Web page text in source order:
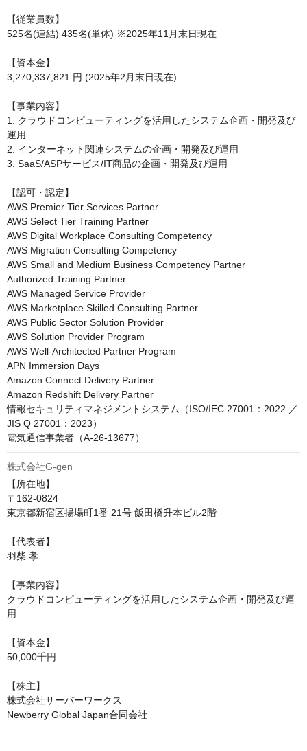
【従業員数】
525名(連結) 435名(単体) ※2025年11月末日現在
【資本金】
3,270,337,821 円 (2025年2月末日現在)
【事業内容】
1. クラウドコンピューティングを活用したシステム企画・開発及び
運用
2. インターネット関連システムの企画・開発及び運用
3. SaaS/ASPサービス/IT商品の企画・開発及び運用
【認可・認定】
AWS Premier Tier Services Partner
AWS Select Tier Training Partner
AWS Digital Workplace Consulting Competency
AWS Migration Consulting Competency
AWS Small and Medium Business Competency Partner
Authorized Training Partner
AWS Managed Service Provider
AWS Marketplace Skilled Consulting Partner
AWS Public Sector Solution Provider
AWS Solution Provider Program
AWS Well-Architected Partner Program
APN Immersion Days
Amazon Connect Delivery Partner
Amazon Redshift Delivery Partner
情報セキュリティマネジメントシステム（ISO/IEC 27001：2022 ／
JIS Q 27001：2023）
電気通信事業者（A-26-13677）
株式会社G-gen
【所在地】
〒162-0824
東京都新宿区揚場町1番 21号 飯田橋升本ビル2階
【代表者】
羽柴 孝
【事業内容】
クラウドコンピューティングを活用したシステム企画・開発及び運
用
【資本金】
50,000千円
【株主】
株式会社サーバーワークス
Newberry Global Japan合同会社